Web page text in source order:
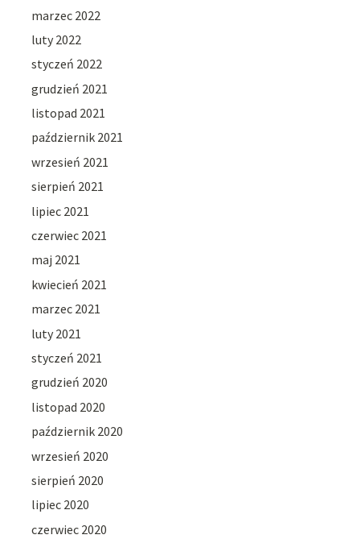
marzec 2022
luty 2022
styczeń 2022
grudzień 2021
listopad 2021
październik 2021
wrzesień 2021
sierpień 2021
lipiec 2021
czerwiec 2021
maj 2021
kwiecień 2021
marzec 2021
luty 2021
styczeń 2021
grudzień 2020
listopad 2020
październik 2020
wrzesień 2020
sierpień 2020
lipiec 2020
czerwiec 2020